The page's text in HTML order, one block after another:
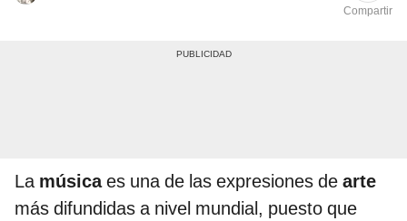
Compartir
La músicaes una de las expresiones de arte
más difundidas a nivel mundial, puesto que